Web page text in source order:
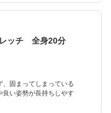
レッチ 全身20分
、固まってしまっている
良い姿勢が長持ちしやす